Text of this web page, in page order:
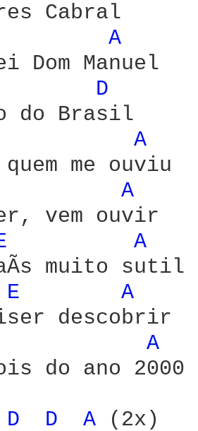
Cabral
A
Dom Manuel
D
do Brasil
A
me ouviu
A
vem ouvir
A
muito sutil
E
A
descobrir
A
do ano 2000
D D A
(2x)